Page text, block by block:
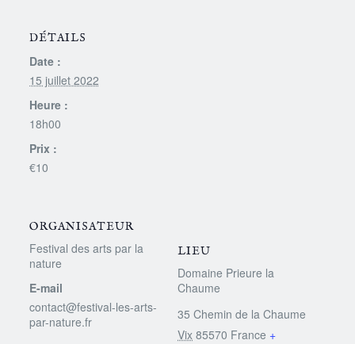
DÉTAILS
Date :
15 juillet 2022
Heure :
18h00
Prix :
€10
ORGANISATEUR
Festival des arts par la
nature
E-mail
contact@festival-les-arts-
par-nature.fr
LIEU
Domaine Prieure la
Chaume
35 Chemin de la Chaume
Vix 85570 France +